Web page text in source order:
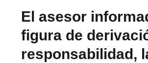
El asesor
figura de
responsabilidad,